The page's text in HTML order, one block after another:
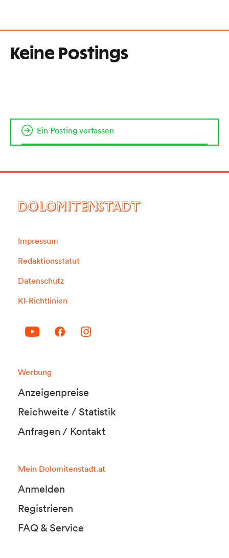
Keine Postings
Ein Posting verfassen
DOLOMITENSTADT
Impressum
Redaktionsstatut
Datenschutz
KI-Richtlinien
Werbung
Anzeigenpreise
Reichweite / Statistik
Anfragen / Kontakt
Mein Dolomitenstadt.at
Anmelden
Registrieren
FAQ & Service